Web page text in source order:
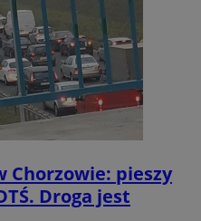
Chorzowie: pieszy
Droga jest